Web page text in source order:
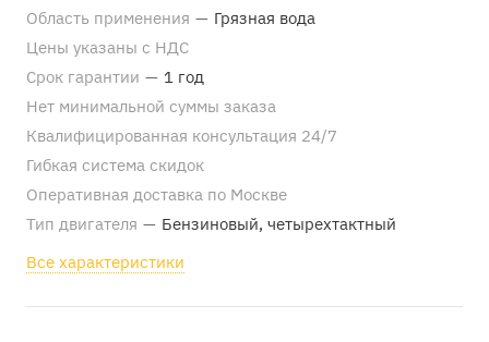
Область применения — Грязная вода
Цены указаны с НДС
Срок гарантии — 1 год
Нет минимальной суммы заказа
Квалифицированная консультация 24/7
Гибкая система скидок
Оперативная доставка по Москве
Тип двигателя — Бензиновый, четырехтактный
Все характеристики